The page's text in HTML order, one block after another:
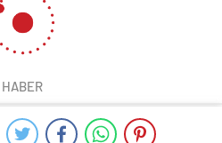
HABER